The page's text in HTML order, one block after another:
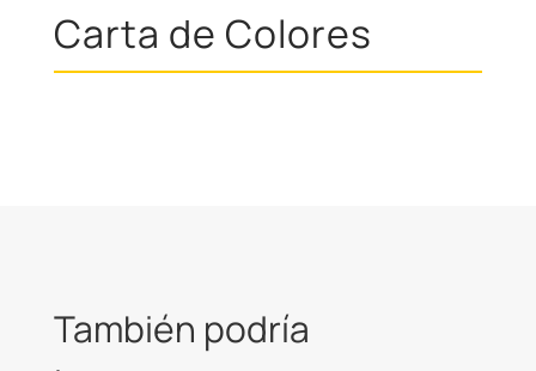
Carta de Colores
También podría